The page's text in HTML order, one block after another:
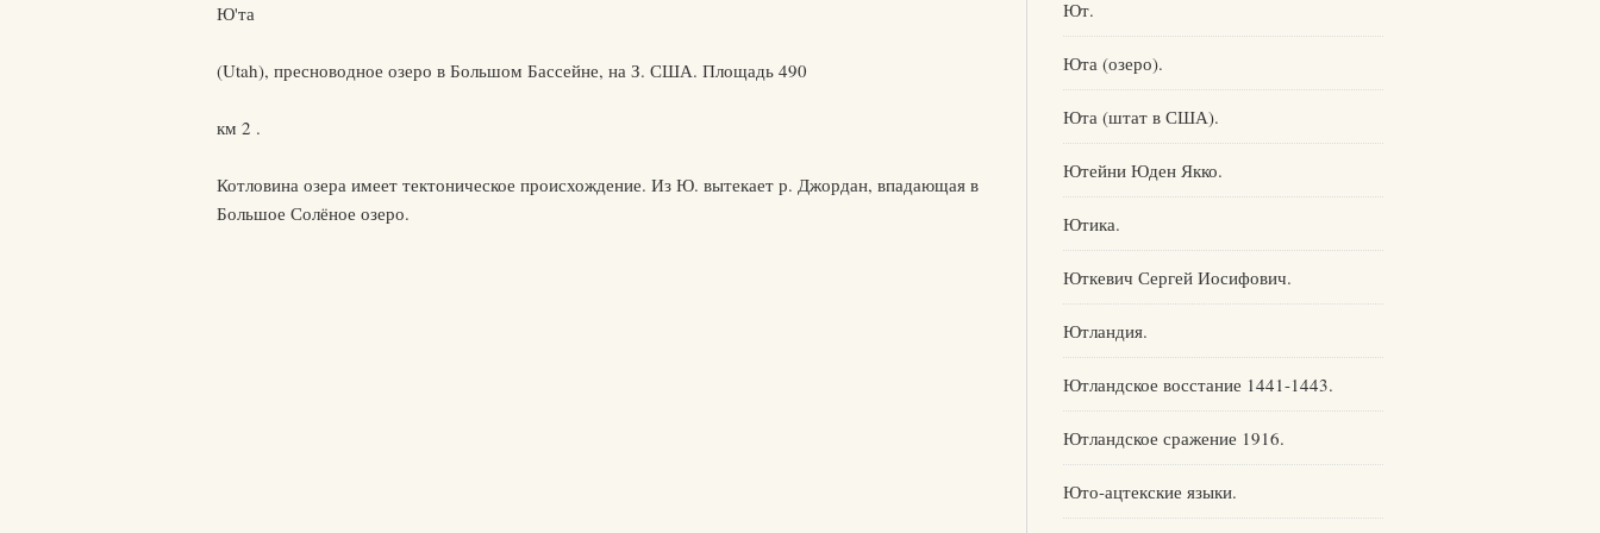
Ю'та
(Utah), пресноводное озеро в Большом Бассейне, на З. США. Площадь 490
км 2 .
Котловина озера имеет тектоническое происхождение. Из Ю. вытекает р. Джордан, впадающая в
Большое Солёное озеро.
Ют.
Юта (озеро).
Юта (штат в США).
Ютейни Юден Якко.
Ютика.
Юткевич Сергей Иосифович.
Ютландия.
Ютландское восстание 1441-1443.
Ютландское сражение 1916.
Юто-ацтекские языки.